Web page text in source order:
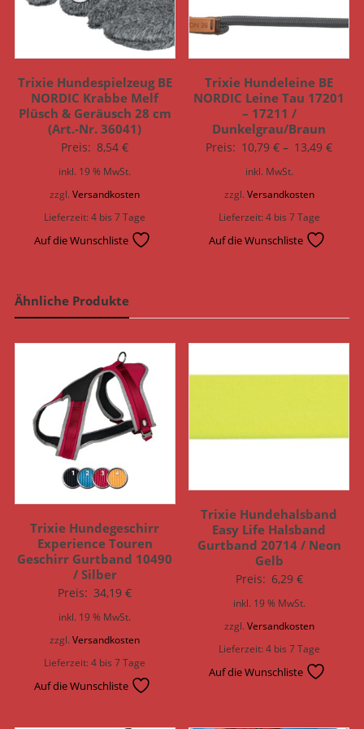
Trixie Hundespielzeug BE
NORDIC Krabbe Melf
Plüsch & Geräusch 28 cm
(Art.-Nr. 36041)
Preis: 8,54€
inkl. 19 % MwSt.
zzgl.Versandkosten
Lieferzeit:4 bis 7 Tage
Auf die Wunschliste
Trixie Hundeleine BE
NORDIC Leine Tau 17201
– 17211 /
Dunkelgrau/Braun
Preis: 10,79€ – 13,49€
inkl. MwSt.
zzgl. Versandkosten
Lieferzeit:4 bis 7 Tage
Auf die Wunschliste
Ähnliche Produkte
Trixie Hundegeschirr
Experience Touren
Geschirr Gurtband 10490
/ Silber
Preis: 34,19€
inkl. 19 % MwSt.
zzgl.Versandkosten
Lieferzeit:4 bis 7 Tage
Auf die Wunschliste
Trixie Hundehalsband
Easy Life Halsband
Gurtband 20714 / Neon
Gelb
Preis: 6,29 €
inkl. 19 % MwSt.
zzgl. Versandkosten
Lieferzeit:4 bis 7 Tage
Auf die Wunschliste